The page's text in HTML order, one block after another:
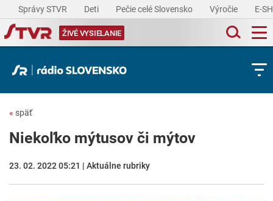
Správy STVR Deti Pečie celé Slovensko Výročie E-
ŽIVÉ VYSIELANIE
« späť
Niekoľko mýtusov či mýtov
23. 02. 2022 05:21 | Aktuálne rubriky